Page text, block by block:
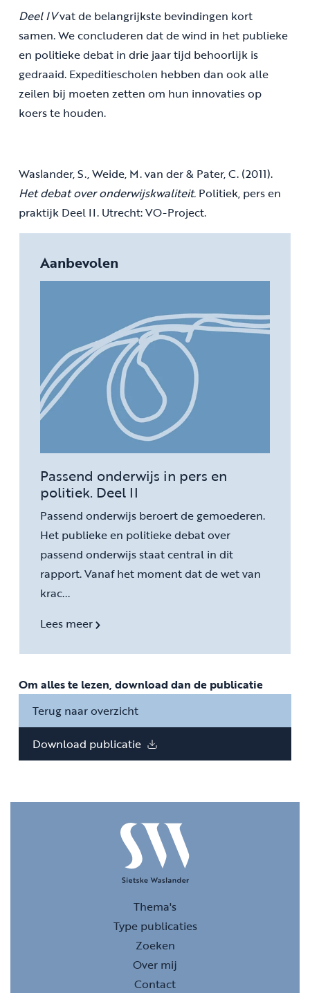
Deel IVvat de belangrijkste bevindingen kort
samen. We concluderen dat de wind in het publieke
en politieke debat in drie jaar tijd behoorlijk is
gedraaid. Expeditiescholen hebben dan ook alle
zeilen bij moeten zetten om hun innovaties op
koers te houden.
Waslander, S., Weide, M. van der & Pater, C. (2011).
Het debat over onderwijskwaliteit. Politiek, pers en
praktijk Deel II. Utrecht: VO-Project.
Aanbevolen
Passend onderwijs in pers en
politiek. Deel II
Passend onderwijs beroert de gemoederen.
Het publieke en politieke debat over
passend onderwijs staat central in dit
rapport. Vanaf het moment dat de wet van
krac...
Lees meer
Om alles te lezen, download dan de publicatie
Terug naar overzicht
Download publicatie
Thema's
Type publicaties
Zoeken
Over mij
Contact